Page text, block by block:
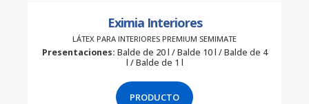
Eximia Interiores
LÁTEX PARA INTERIORES PREMIUM SEMIMATE
Presentaciones: Balde de 20 l / Balde 10 l / Balde de 4
l / Balde de 1 l
PRODUCTO